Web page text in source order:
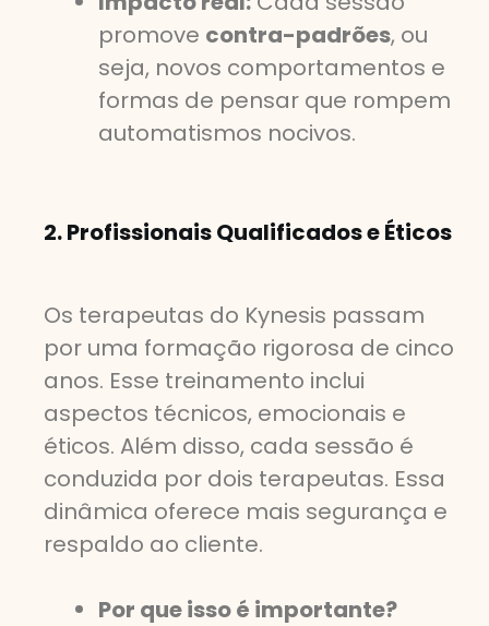
promove contra-padrões, ou
seja, novos comportamentos e
formas de pensar que rompem
automatismos nocivos.
2. Profissionais Qualificados e Éticos
Os terapeutas do Kynesis passam
por uma formação rigorosa de cinco
anos. Esse treinamento inclui
aspectos técnicos, emocionais e
éticos. Além disso, cada sessão é
conduzida por dois terapeutas. Essa
dinâmica oferece mais segurança e
respaldo ao cliente.
Por que isso é importante?